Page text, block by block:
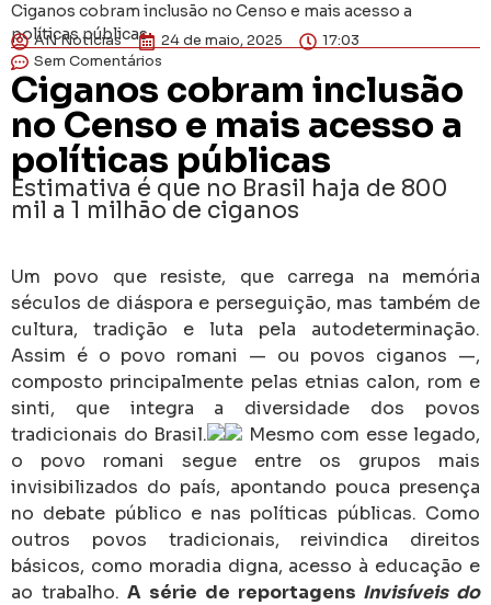
Ciganos cobram inclusão no Censo e mais acesso a
políticas públicas
AN Notícias 24 de maio, 2025
17:03
Sem Comentários
Ciganos cobram inclusão
no Censo e mais acesso a
políticas públicas
Estimativa é que no Brasil haja de 800
mil a 1 milhão de ciganos
Um povo que resiste, que carrega na memória
séculos de diáspora e perseguição, mas também de
cultura, tradição e luta pela autodeterminação.
Assim é o povo romani — ou povos ciganos —,
composto principalmente pelas etnias calon, rom e
sinti, que integra a diversidade dos povos
tradicionais do Brasil.
Mesmo com esse legado,
o povo romani segue entre os grupos mais
invisibilizados do país, apontando pouca presença
no debate público e nas políticas públicas. Como
outros povos tradicionais, reivindica direitos
básicos, como moradia digna, acesso à educação e
ao trabalho.A série de reportagens Invisíveis do